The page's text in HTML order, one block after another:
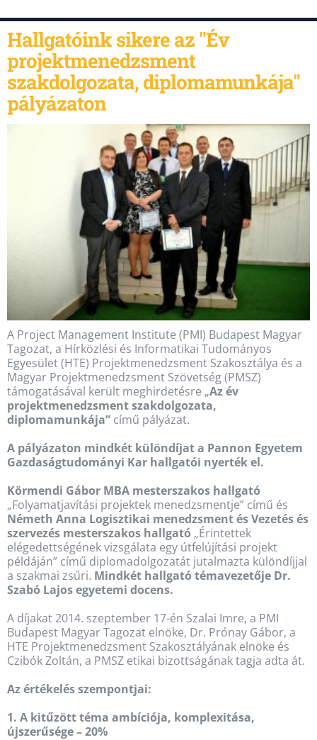
Hallgatóink sikere az "Év
projektmenedzsment
szakdolgozata, diplomamunkája"
pályázaton
A Project Management Institute (PMI) Budapest Magyar
Tagozat, a Hírközlési és Informatikai Tudományos
Egyesület (HTE) Projektmenedzsment Szakosztálya és a
Magyar Projektmenedzsment Szövetség (PMSZ)
támogatásával került meghirdetésre „Az év
projektmenedzsment szakdolgozata,
diplomamunkája” című pályázat.
A pályázaton mindkét különdíjat a Pannon Egyetem
Gazdaságtudományi Kar hallgatói nyerték el.
Körmendi Gábor MBA mesterszakos hallgató
„Folyamatjavítási projektek menedzsmentje” című és
Németh Anna Logisztikai menedzsment és Vezetés és
szervezés mesterszakos hallgató „Érintettek
elégedettségének vizsgálata egy útfelújítási projekt
példáján” című diplomadolgozatát jutalmazta különdíjjal
a szakmai zsűri. Mindkét hallgató témavezetője Dr.
Szabó Lajos egyetemi docens.
A díjakat 2014. szeptember 17-én Szalai Imre, a PMI
Budapest Magyar Tagozat elnöke, Dr. Prónay Gábor, a
HTE Projektmenedzsment Szakosztályának elnöke és
Czibók Zoltán, a PMSZ etikai bizottságának tagja adta át.
Az értékelés szempontjai:
1. A kitűzött téma ambíciója, komplexitása,
újszerűsége – 20%